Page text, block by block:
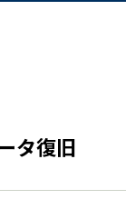
タ復旧